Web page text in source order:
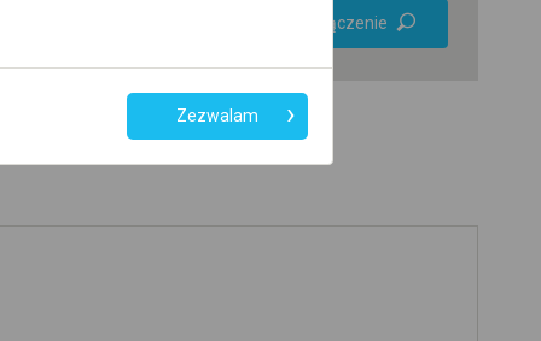
Znajdź połączenie
Zezwalam